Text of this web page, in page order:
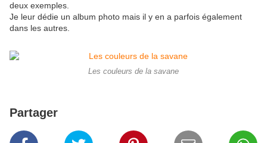
deux exemples.
Je leur dédie un album photo mais il y en a parfois également
dans les autres.
Les couleurs de la savane
Partager